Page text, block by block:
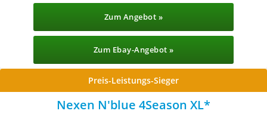
Zum Angebot »
Zum Ebay-Angebot »
Preis-Leistungs-Sieger
Nexen N'blue 4Season XL